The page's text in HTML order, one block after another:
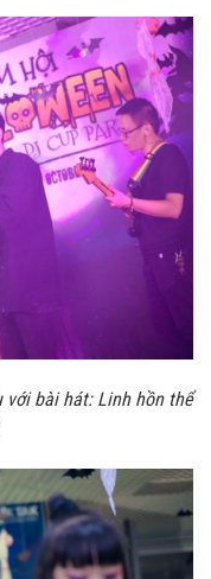
với bài hát: Linh hồn thể